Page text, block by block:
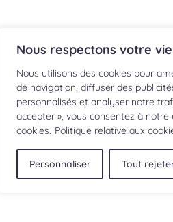
Nous respectons votre
Nous utilisons des cookies pour
de navigation, diffuser des
personnalisés et analyser notre
accepter », vous consentez à notre
cookies. Politique relative aux
Personnaliser Tout
RECETTE BOUTIQUE